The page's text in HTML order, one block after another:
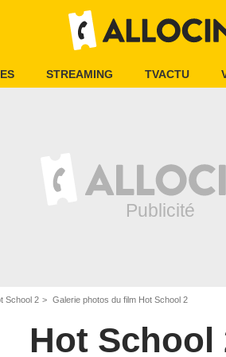
STREAMING TVACTU
School 2 Galerie photos du film Hot School 2
Hot School